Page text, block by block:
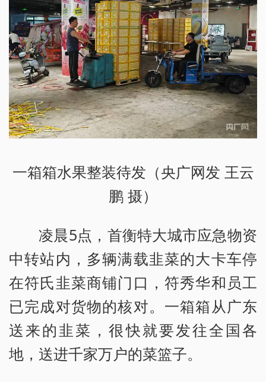
一箱箱水果整装待发（央广网发 王云
鹏 摄）
凌晨5点，首衡特大城市应急物资
中转站内，多辆满载韭菜的大卡车停
在符氏韭菜商铺门口，符秀华和员工
已完成对货物的核对。一箱箱从广东
送来的韭菜，很快就要发往全国各
地，送进千家万户的菜篮子。